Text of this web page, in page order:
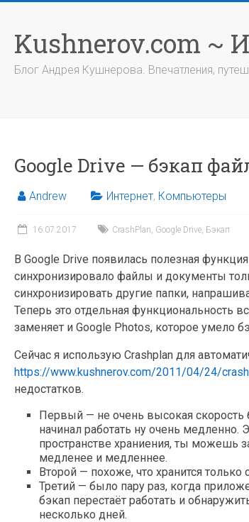
содержимому
Kushnerov.com ~
Блог Андрея Кушнерова. Впечатления,
Google Drive — бэкап
Andrew Интернет, Компьютеры
16.07.2017 CrashPlan, Google Drive, Бэкап
В Google Drive появилась полезная
синхронизировало файлы и документы
синхронизировать другие папки,
Теперь это отдельная функциональность
заменяет и Google Photos, которое умело
Сейчас я использую Crashplan для
https://www.kushnerov.com/2011/04/24/
недостатков.
Первый — не очень высокая скорость
начинал работать ну очень медленно.
пространстве храниения, ты можешь
медленее и медленнее.
Второй — похоже, что хранится
Третий — было пару раз, когда
бэкап перестаёт работать и
несколько дней.